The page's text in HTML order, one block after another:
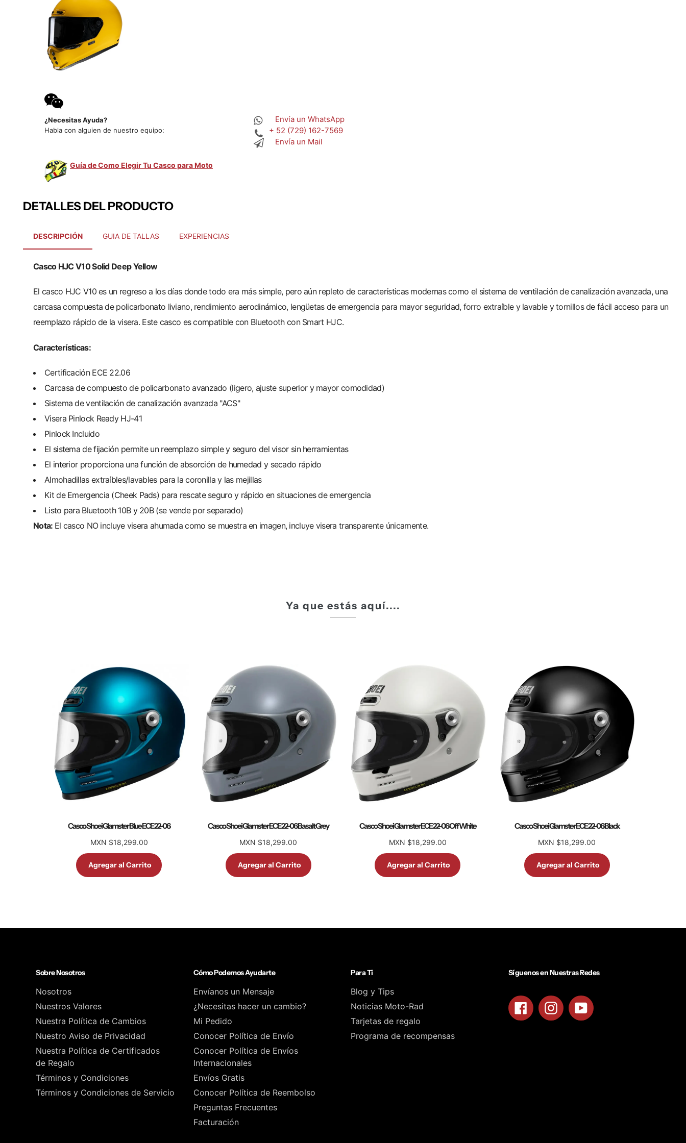
¿Necesitas Ayuda?
Habla con alguien de nuestro equipo:
Envía un WhatsApp
+ 52 (729) 162-7569
Envía un Mail
Guía de Como Elegir Tu Casco para Moto
DETALLES DEL PRODUCTO
DESCRIPCIÓN GUIA DE TALLAS EXPERIENCIAS
Casco HJC V10 Solid Deep Yellow
El casco HJC V10 es un regreso a los días donde todo era más simple, pero aún repleto de características modernas como el sistema de ventilación de canalización avanzada, una
carcasa compuesta de policarbonato liviano, rendimiento aerodinámico, lengüetas de emergencia para mayor seguridad, forro extraíble y lavable y tornillos de fácil acceso para un
reemplazo rápido de la visera. Este casco es compatible con Bluetooth con Smart HJC.
Características:
Certificación ECE 22.06
Carcasa de compuesto de policarbonato avanzado (ligero, ajuste superior y mayor comodidad)
Sistema de ventilación de canalización avanzada "ACS"
Visera Pinlock Ready HJ-41
Pinlock Incluido
El sistema de fijación permite un reemplazo simple y seguro del visor sin herramientas
El interior proporciona una función de absorción de humedad y secado rápido
Almohadillas extraíbles/lavables para la coronilla y las mejillas
Kit de Emergencia (Cheek Pads) para rescate seguro y rápido en situaciones de emergencia
Listo para Bluetooth 10B y 20B (se vende por separado)
Nota: El casco NO incluye visera ahumada como se muestra en imagen, incluye visera transparente únicamente.
Ya que estás aquí....
Casco Shoei Glamster Blue ECE 22-06
MXN $18,299.00
Agregar al Carrito
Casco Shoei Glamster ECE 22-06 Basalt Grey
MXN $18,299.00
Agregar al Carrito
Casco Shoei Glamster ECE 22-06 Off White
MXN $18,299.00
Agregar al Carrito
Casco Shoei Glamster ECE 22-06 Black
MXN $18,299.00
Agregar al Carrito
Sobre Nosotros
Nosotros
Nuestros Valores
Nuestra Política de Cambios
Nuestro Aviso de Privacidad
Nuestra Política de Certificados
de Regalo
Términos y Condiciones
Términos y Condiciones de Servicio
Cómo Podemos Ayudarte
Envíanos un Mensaje
¿Necesitas hacer un cambio?
Mi Pedido
Conocer Política de Envío
Conocer Política de Envíos
Internacionales
Envíos Gratis
Conocer Política de Reembolso
Preguntas Frecuentes
Facturación
Para Ti
Blog y Tips
Noticias Moto-Rad
Tarjetas de regalo
Programa de recompensas
Síguenos en Nuestras Redes
FacebookInstagramYouTube